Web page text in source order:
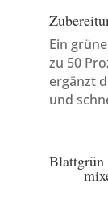
Ein
zu 50
ergänzt
und